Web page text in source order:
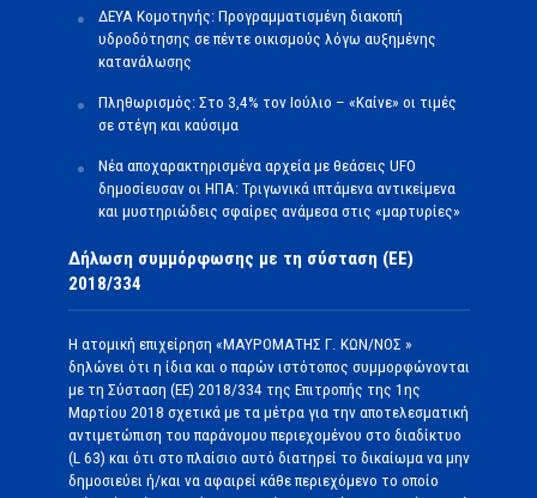
ΔΕΥΑ Κομοτηνής: Προγραμματισμένη διακοπή
υδροδότησης σε πέντε οικισμούς λόγω αυξημένης
κατανάλωσης
Πληθωρισμός: Στο 3,4% τον Ιούλιο – «Καίνε» οι τιμές
σε στέγη και καύσιμα
Νέα αποχαρακτηρισμένα αρχεία με θεάσεις UFO
δημοσίευσαν οι ΗΠΑ: Τριγωνικά ιπτάμενα αντικείμενα
και μυστηριώδεις σφαίρες ανάμεσα στις «μαρτυρίες»
Δήλωση συμμόρφωσης με τη σύσταση (ΕΕ)
2018/334
Η ατομική επιχείρηση «ΜΑΥΡΟΜΑΤΗΣ Γ. ΚΩΝ/ΝΟΣ »
δηλώνει ότι η ίδια και ο παρών ιστότοπος συμμορφώνονται
με τη Σύσταση (ΕΕ) 2018/334 της Επιτροπής της 1ης
Μαρτίου 2018 σχετικά με τα μέτρα για την αποτελεσματική
αντιμετώπιση του παράνομου περιεχομένου στο διαδίκτυο
(L 63) και ότι στο πλαίσιο αυτό διατηρεί το δικαίωμα να μην
δημοσιεύει ή/και να αφαιρεί κάθε περιεχόμενο το οποίο